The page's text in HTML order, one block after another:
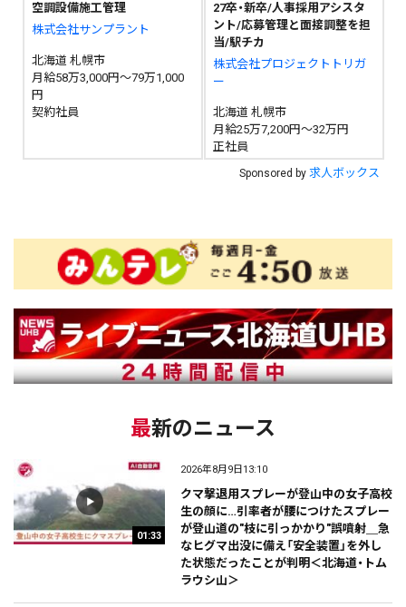
空調設備施工管理
株式会社サンプラント
北海道 札幌市
月給58万3,000円～79万1,000
円
契約社員
27卒・新卒/人事採用アシスタ
ント/応募管理と面接調整を担
当/駅チカ
株式会社プロジェクトトリガ
ー
北海道 札幌市
月給25万7,200円～32万円
正社員
Sponsored by 求人ボックス
最新のニュース
01:33
2026年8月9日13:10
クマ撃退用スプレーが登山中の女子高校
生の顔に…引率者が腰につけたスプレー
が登山道の"枝に引っかかり"誤噴射＿急
なヒグマ出没に備え「安全装置」を外し
た状態だったことが判明＜北海道・トム
ラウシ山＞